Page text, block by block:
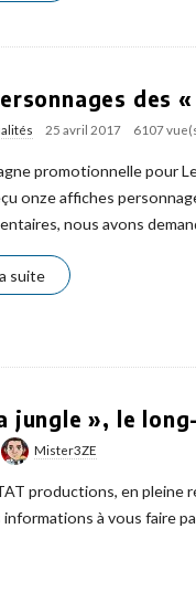
des
25 avril 2017 6107
promotionnelle pour
onze affiches
nous avons
suite
jungle », le
Mister3ZE
productions, en pleine
à vous faire